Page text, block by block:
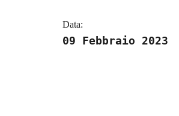
Data:
09 Febbraio 2023